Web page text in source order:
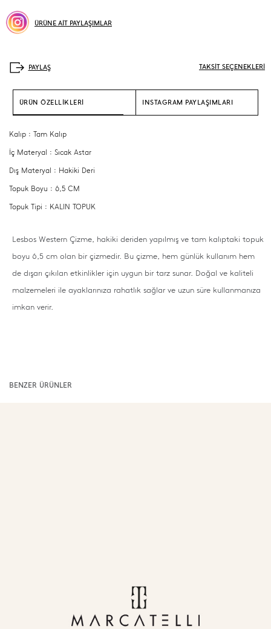
ÜRÜNE AİT PAYLAŞIMLAR
TAKSİT SEÇENEKLERİ
ÜRÜN ÖZELLİKLERİ INSTAGRAM PAYLAŞIMLARI
Kalıp : Tam Kalıp
İç Materyal : Sıcak Astar
Dış Materyal : Hakiki Deri
Topuk Boyu : 6,5 CM
Topuk Tipi : KALIN TOPUK
Lesbos Western Çizme, hakiki deriden yapılmış ve tam kalıptaki topuk
boyu 6,5 cm olan bir çizmedir. Bu çizme, hem günlük kullanım hem
de dışarı çıkılan etkinlikler için uygun bir tarz sunar. Doğal ve kaliteli
malzemeleri ile ayaklarınıza rahatlık sağlar ve uzun süre kullanmanıza
imkan verir.
BENZER ÜRÜNLER